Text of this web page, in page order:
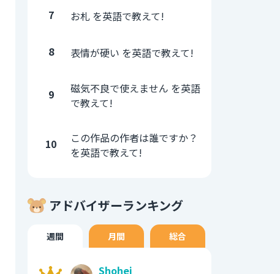
7 お札 を英語で教えて!
8 表情が硬い を英語で教えて!
9
磁気不良で使えません を英語
で教えて!
10
この作品の作者は誰ですか？
を英語で教えて!
アドバイザーランキング
週間 月間 総合
Shohei